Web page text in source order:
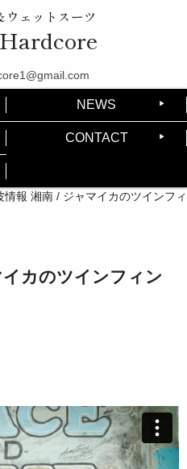
ウェットスーツ
NEWS
CONTACT
情報 湘南 / ジャマイカのツインフィ
カのツインフィン